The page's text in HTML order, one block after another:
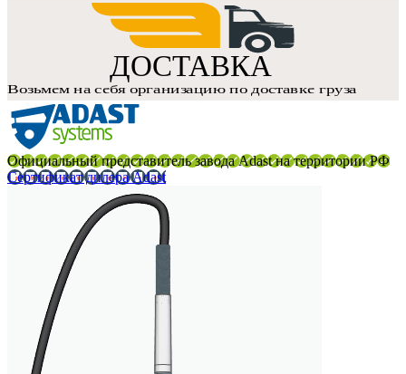
Официальный представитель завода Adast на территории РФ
Сертификат дилера Adast